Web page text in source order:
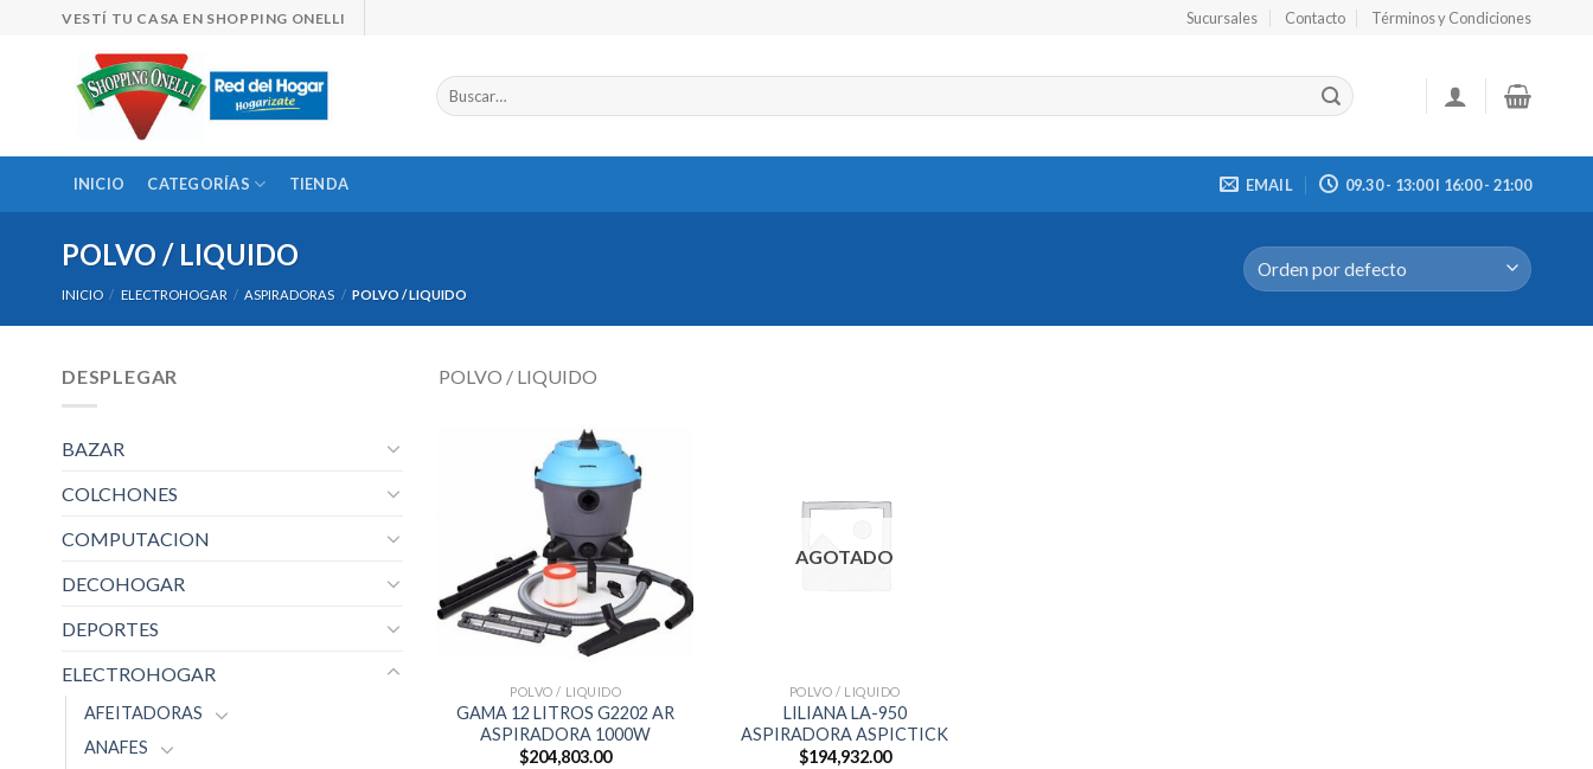
VESTÍ TU CASA EN SHOPPING ONELLI Sucursales Contacto Términos y Condiciones
Buscar
por:
INICIO CATEGORÍAS TIENDA EMAIL 09.30 - 13:00 I 16:00 - 21:00
POLVO / LIQUIDO
INICIO / ELECTROHOGAR / ASPIRADORAS / POLVO / LIQUIDO
DESPLEGAR
BAZAR
COLCHONES
COMPUTACION
DECOHOGAR
DEPORTES
ELECTROHOGAR
AFEITADORAS
ANAFES
POLVO / LIQUIDO
POLVO / LIQUIDO
GAMA 12 LITROS G2202 AR
ASPIRADORA 1000W
$204,803.00
AGOTADO
POLVO / LIQUIDO
LILIANA LA-950
ASPIRADORA ASPICTICK
$194,932.00